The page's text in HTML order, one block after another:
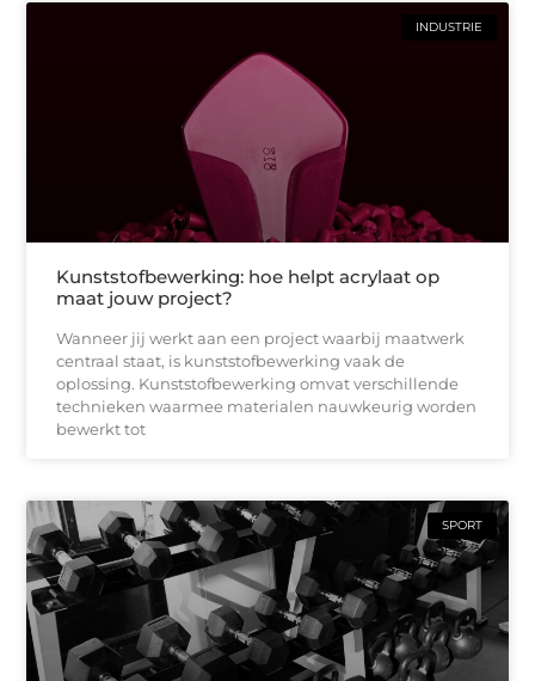
INDUSTRIE
Kunststofbewerking: hoe helpt acrylaat op
maat jouw project?
Wanneer jij werkt aan een project waarbij maatwerk
centraal staat, is kunststofbewerking vaak de
oplossing. Kunststofbewerking omvat verschillende
technieken waarmee materialen nauwkeurig worden
bewerkt tot
SPORT